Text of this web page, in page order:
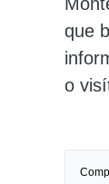
que
o